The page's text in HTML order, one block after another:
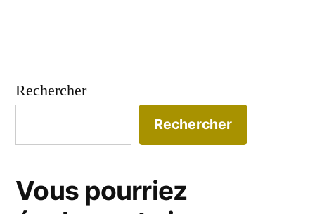
Rechercher
Rechercher
Vous pourriez